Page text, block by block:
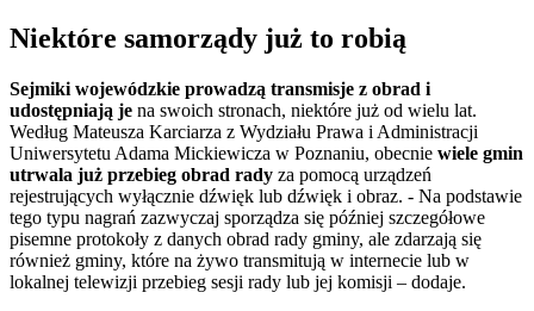
Niektóre samorządy już to robią
Sejmiki wojewódzkie prowadzą transmisje z obrad i
udostępniają je na swoich stronach, niektóre już od wielu lat.
Według Mateusza Karciarza z Wydziału Prawa i Administracji
Uniwersytetu Adama Mickiewicza w Poznaniu, obecnie wiele gmin
utrwala już przebieg obrad rady za pomocą urządzeń
rejestrujących wyłącznie dźwięk lub dźwięk i obraz. - Na podstawie
tego typu nagrań zazwyczaj sporządza się później szczegółowe
pisemne protokoły z danych obrad rady gminy, ale zdarzają się
również gminy, które na żywo transmitują w internecie lub w
lokalnej telewizji przebieg sesji rady lub jej komisji – dodaje.